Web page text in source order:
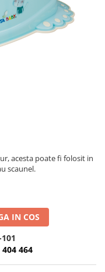
acesta poate fi folosit in
scaunel.
IN COS
404 464